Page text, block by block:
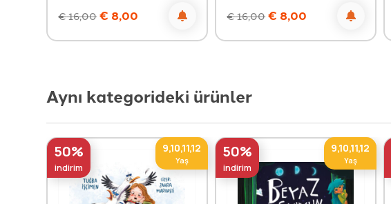
€16,00 € 8,00 €16,00 € 8,00
Aynı kategorideki ürünler
50%
indirim
9,10,11,12
Yaş 50%
indirim
9,10,11,12
Yaş